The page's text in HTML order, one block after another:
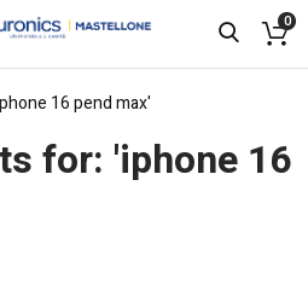
0
16 pend max'
for: 'iphone 16